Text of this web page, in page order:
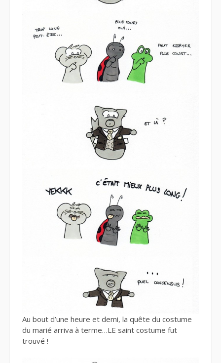
Au bout d’une heure et demi, la quête du costume
du marié arriva à terme…LE saint costume fut
trouvé !